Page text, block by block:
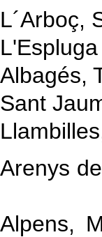
L´Arboç,
Albagés,
Sant
Arenys
Alpens,